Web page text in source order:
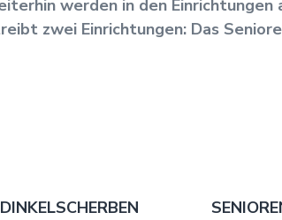
werden in den
zwei Einrichtungen: Das